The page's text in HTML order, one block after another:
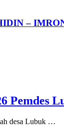
–
Pemdes
desa Lubuk …